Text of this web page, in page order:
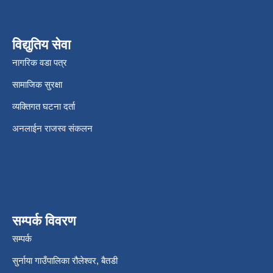
विद्युतिय सेवा
नागरिक वडा पत्र
सामाजिक सुरक्षा
व्यक्तिगत घटना दर्ता
अनलाईन राजस्व संकलन
सम्पर्क विवरण
सम्पर्क
सुर्नाया गाउँपालिका रौलेश्वर, बैतडी